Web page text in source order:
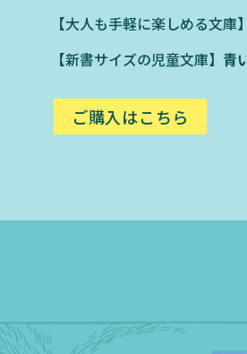
【大人も手軽に楽しめる文庫】
【新書サイズの児童文庫】 青
ご購入はこちら